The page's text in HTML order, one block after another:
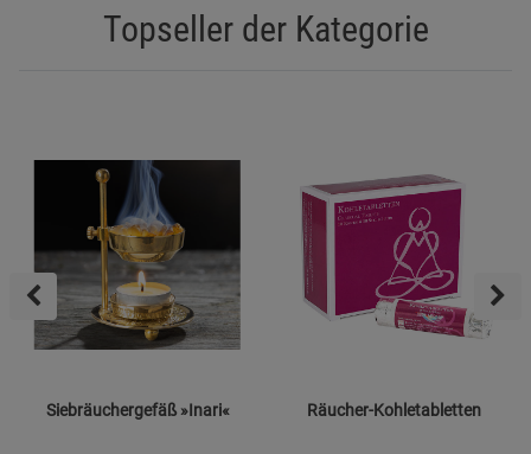
Topseller der Kategorie
Siebräuchergefäß »Inari« Räucher-Kohletabletten